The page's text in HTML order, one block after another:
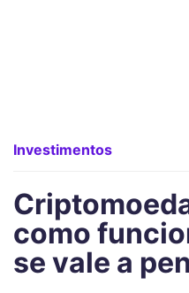
Investimentos
como
se vale a